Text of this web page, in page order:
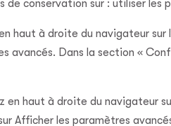
de conservation sur : utiliser
haut à droite du navigateur
avancés. Dans la section «
en haut à droite du navigateur
Afficher les paramètres